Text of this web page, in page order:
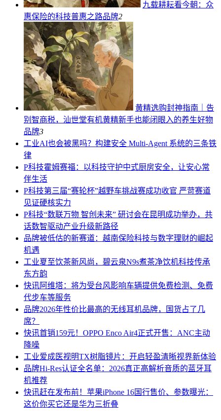
九载耕耘看今朝：众
惠保险的科技普惠之路品牌2
黄精选购封神指南｜告
别智商税，汕世堂有机黄精新手也能闭眼入的养生好物
品牌3
工业AI也会被黑吗？构建安全 Multi-Agent 系统的三条铁
律
P科技霍姆赛福：以科技守护中式厨房安全，让安心常
伴生活
P科技第三届“赛轮杯”越野车挑战赛成功收官 严苛赛道
见证硬核实力
P科技“数联万物 智创未来” 研讨会在昆明成功举办，共
话数智驱动产业升级新路径
品牌被低估的新赛道：越南保险科技与数字理财的崛起
机遇
工业夏至饮茶新风尚，碧云泉N9s煮茶净饮机科技传承
东方韵
快讯阿维塔：将为受台风影响车辆提供免费检测、免费
代步车等服务
品牌2026年性价比最高的无线耳机品牌，国货占了几
席？
快讯首销159元！OPPO Enco Air4正式开售：ANC主动
降噪
工业爱成医视明TX树脂镜片：开启轻盈清晰视界新体验
品牌Hi-Res认证全名单：2026真正高解析音质的蓝牙耳
机推荐
快讯赶在发布前！苹果iPhone 16国行售价、参数曝光：
这价你买它还是华为三折叠